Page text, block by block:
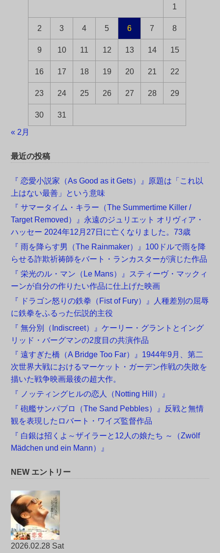
1
2 3 4 5 6 7 8
9 10 11 12 13 14 15
16 17 18 19 20 21 22
23 24 25 26 27 28 29
30 31
« 2月
最近の投稿
『 恋愛小説家（As Good as it Gets）』原題は「これ以
上はない最善」という意味
『 サマータイム・キラー（The Summertime Killer /
Target Removed）』永遠のジュリエット オリヴィア・
ハッセー 2024年12月27日に亡くなりました。73歳
『 雨を降らす男（The Rainmaker）』100ドルで雨を降
らせる詐欺祈祷師をバート・ランカスターが演じた作品
『 栄光のル・マン（Le Mans）』スティーヴ・マックィ
ーンが自分の作りたい作品に仕上げた映画
『 ドラゴン怒りの鉄拳（Fist of Fury）』人種差別の屈辱
に鉄拳をふるった伝説的主役
『 無分別（Indiscreet）』ケーリー・グラントとイング
リッド・バーグマンの2度目の共演作品
『 遠すぎた橋（A Bridge Too Far）』1944年9月、第二
次世界大戦におけるマーケット・ガーデン作戦の失敗を
描いた戦争映画最後の超大作。
『 ノッティングヒルの恋人（Notting Hill）』
『 砲艦サンパブロ（The Sand Pebbles）』反戦と無情
観を表現したロバート・ワイズ監督作品
『 白銀は招くよ～ザイラーと12人の娘たち ～（Zwölf
Mädchen und ein Mann）』
NEW エントリー
2026.02.28 Sat